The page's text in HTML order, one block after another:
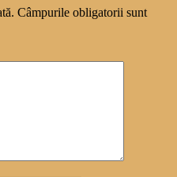
Câmpurile obligatorii sunt